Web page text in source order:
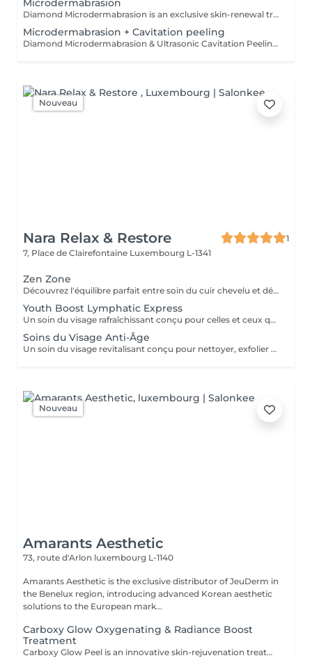
Microdermabrasion
Diamond Microdermabrasion is an exclusive skin-renewal treatment that combines advanced technology with refined, luxurious care. Performed using sterile, diamond-tipped heads, the procedure offers exceptional precision, safety, and visible results from the very first session. Gentle, controlled exfoliation removes dead skin cells, revealing a smooth, fresh, and radiant complexion. At the same time, the treatment stimulates natural regenerative processes, improves microcirculation, and perfectly prepares the skin to absorb active ingredients more effectively. The Luxury Effect on Your Skin instant smoothness and radiant glow even skin tone and healthy luminosity softened fine lines and imperfections minimized appearance of pores refreshed, purified, and revitalized skin Indications dull, tired-looking skin in need of renewal visible signs of stress and fatigue uneven skin texture enlarged pores and blackheads early signs of aging discoloration and loss of radiance Contraindications active skin inflammation or infection cystic or inflamed acne active cold sores (herpes) broken or damaged skin fresh scars or burns dermatological conditions in an active phase advanced couperose or highly sensitive vascular skin The treatment is painless, deeply relaxing, and requires no downtime, making it an ideal luxury event-ready facial. For long-lasting and enhanced results, a personalized series of treatments is recommended.
Microdermabrasion + Cavitation peeling
Diamond Microdermabrasion & Ultrasonic Cavitation Peeling is an exclusive, multi-step facial treatment that combines two advanced technologies in one luxurious ritual, delivering exceptional cleansing, visible skin renewal, and immediate radiance. This synergistic treatment begins with ultrasonic cavitation peeling, which gently and effectively removes surface impurities, excess sebum, and dead skin cells using ultrasound technology. The skin is deeply cleansed, refreshed, and perfectly prepared for the next stage. The ritual continues with diamond microdermabrasion, performed using sterile, diamond-tipped heads to precisely exfoliate the epidermis, refine skin texture, and stimulate natural regenerative processes. Together, these two treatments work in harmony to enhance microcirculation, boost cell renewal, and significantly improve the absorption of active ingredients. The Luxury Effect on Your Skin deeply cleansed, smooth, and luminous complexion refined skin texture and visibly reduced pores fresh, even skin tone with a healthy glow softened fine lines and imperfections revitalized, energized, and perfectly polished skin Indications dull, tired, or stressed skin uneven skin texture and enlarged pores blackheads and excess sebum loss of radiance and vitality early signs of aging preparation of the skin for advanced skincare or aesthetic treatments Contraindications pregnancy pacemaker or metal implants active skin inflammation or infection cystic or inflamed acne active herpes (cold sores) broken skin, fresh scars, or burns epilepsy cancer or active oncological conditions thrombosis The treatment is painless, relaxing, and requires no downtime, making it an ideal luxury event-ready facial with instantly visible results. For optimal and long-lasting effects, a personalized treatment plan or series is recommended.
Nouveau
Nara Relax & Restore
1
7, Place de Clairefontaine Luxembourg L-1341
Zen Zone
Découvrez l'équilibre parfait entre soin du cuir chevelu et détente du haut du corps. Ce rituel bien-être associe un Head Spa de 60 minutes à un Massage Dos & Épaules Office Syndrome de 30 minutes pour relâcher les tensions, apaiser l'esprit et procurer une profonde sensation de bien-être. Comprend : Head Spa 60 min Massage Dos & Épaules Office Syndrome 30 min
Youth Boost Lymphatic Express
Un soin du visage rafraîchissant conçu pour celles et ceux qui souhaitent obtenir des résultats visibles en peu de temps. Nettoyage, exfoliation et soins ciblés contribuent à révéler un teint frais, lumineux et revitalisé. Un drainage lymphatique du visage peut être intégré sur demande.
Soins du Visage Anti-Âge
Un soin du visage revitalisant conçu pour nettoyer, exfolier et nourrir la peau tout en favorisant un teint frais et éclatant. Associant des produits de soin soigneusement sélectionnés à des techniques de massage relaxantes du visage, ce traitement laisse la peau douce, rafraîchie et parfaitement soignée.
Nouveau
Amarants Aesthetic
73, route d'Arlon luxembourg L-1140
Amarants Aesthetic is the exclusive distributor of JeuDerm in
the Benelux region, introducing advanced Korean aesthetic
solutions to the European mark...
Carboxy Glow Oxygenating & Radiance Boost
Treatment
Carboxy Glow Peel is an innovative skin-rejuvenation treatment based on non-invasive carboxytherapy technology. The procedure promotes oxygen delivery to the skin, improves microcirculation, and stimulates the skin's natural regenerative processes. By enhancing cellular metabolism and tissue oxygenation, the treatment helps restore skin vitality, improve complexion, boost hydration, and reduce visible signs of fatigue. Combined with professional JeuDerm cosmeceuticals, it provides additional moisturizing, revitalizing, and anti-aging benefits. Indications: Dull and tired-looking skin; Dehydrated skin; Signs of fatigue and stress; Loss of skin firmness; Uneven complexion; Environmental stress exposure; Pre-event skin preparation. Benefits: Instant skin radiance; Improved microcirculation; Deep hydration; Enhanced skin firmness and elasticity; Reduced signs of fatigue; Fresher, healthier-looking skin. Suitable for all skin types and ideal as an express glow treatment before special occasions or as part of a comprehensive skin rejuvenation program. _____________________________________________________________________________________________________________________________________ Carboxy Glow Peel JeuDerm Le Carboxy Glow Peel est un soin innovant de rajeunissement cutané basé sur la technologie de la carboxythérapie non invasive. Cette procédure favorise l'oxygénation de la peau, stimule la microcirculation et active les mécanismes naturels de régénération cutanée. En améliorant le métabolisme cellulaire et l'apport en oxygène aux tissus, le traitement aide à restaurer la vitalité de la peau, raviver l'éclat du teint, renforcer l'hydratation et réduire les signes visibles de fatigue. Associé aux cosméceutiques professionnels JeuDerm, il procure également une action hydratante, revitalisante et anti-âge renforcée. Indications : Teint terne et peau fatiguée ; Peau déshydratée ; Signes de fatigue et de stress ; Perte de fermeté cutanée ; Teint irrégulier ; Peau exposée aux agressions environnementales ; Préparation de la peau avant un événement. Bienfaits : Éclat immédiat de la peau ; Amélioration de la microcirculation ; Hydratation profonde ; Renforcement de la fermeté et de l'élasticité cutanées ; Réduction des signes de fatigue ; Peau plus fraîche, plus saine et visiblement revitalisée. Convient à : tous les types de peau. Idéal comme soin « coup d'éclat » express avant un événement important ou intégré à un programme complet de rajeunissement et de revitalisation cutanée.